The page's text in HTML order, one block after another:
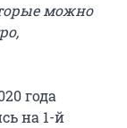
можно
года
на 1-й